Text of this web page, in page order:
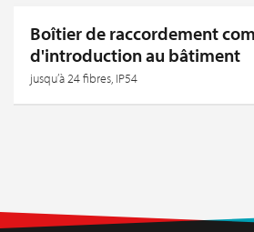
Boîtier de raccordement
d'introduction au bâtiment
jusqu’à 24 fibres, IP54